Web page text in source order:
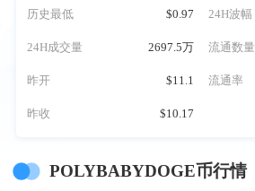
历史最低 $0.97 24H波幅
24H成交量 2697.5万 流通数量
昨开 $11.1 流通率
昨收 $10.17
POLYBABYDOGE币行情